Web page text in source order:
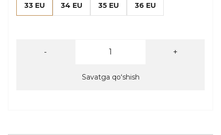
33 EU 34 EU 35 EU 36 EU
- +
Savatga qoʻshish